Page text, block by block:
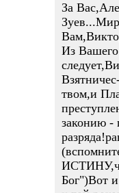
За
Из Вашего
твом,и
законию -
Бог")Вот